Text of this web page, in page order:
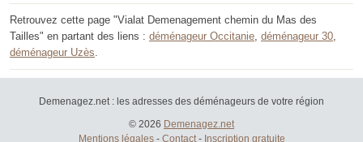
Retrouvez cette page "Vialat Demenagement chemin du Mas des
Tailles" en partant des liens : déménageur Occitanie déménageur 30
déménageur Uzès
Demenagez.net : les adresses des déménageurs de votre région
© 2026 Demenagez.net
Mentions légales- Contact- Inscription gratuite